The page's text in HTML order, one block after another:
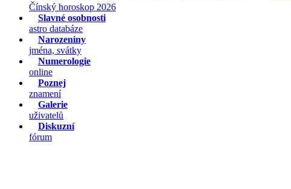
Čínský horoskop 2026
Slavné osobnosti
astro databáze
Narozeniny
jména, svátky
Numerologie
online
Poznej
znamení
Galerie
uživatelů
Diskuzní
fórum